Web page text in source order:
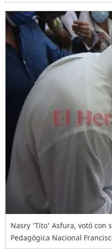
Nasry 'Tito' Asfura, votó con
Pedagógica Nacional